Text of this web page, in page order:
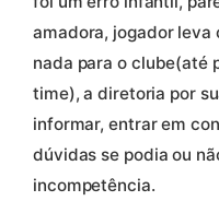
amadora, jogador leva
nada para o clube(até
time), a diretoria por
informar, entrar em
dúvidas se podia ou
incompetência.